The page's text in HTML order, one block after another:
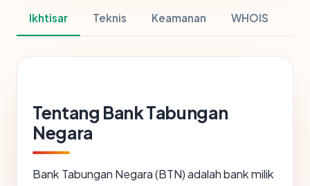
Ikhtisar Teknis Keamanan WHOIS
Tentang Bank Tabungan
Negara
Bank Tabungan Negara (BTN) adalah bank milik